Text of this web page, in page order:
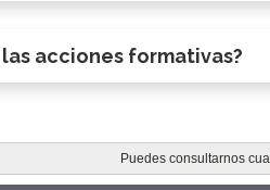
acciones formativas?
Puedes consultarnos